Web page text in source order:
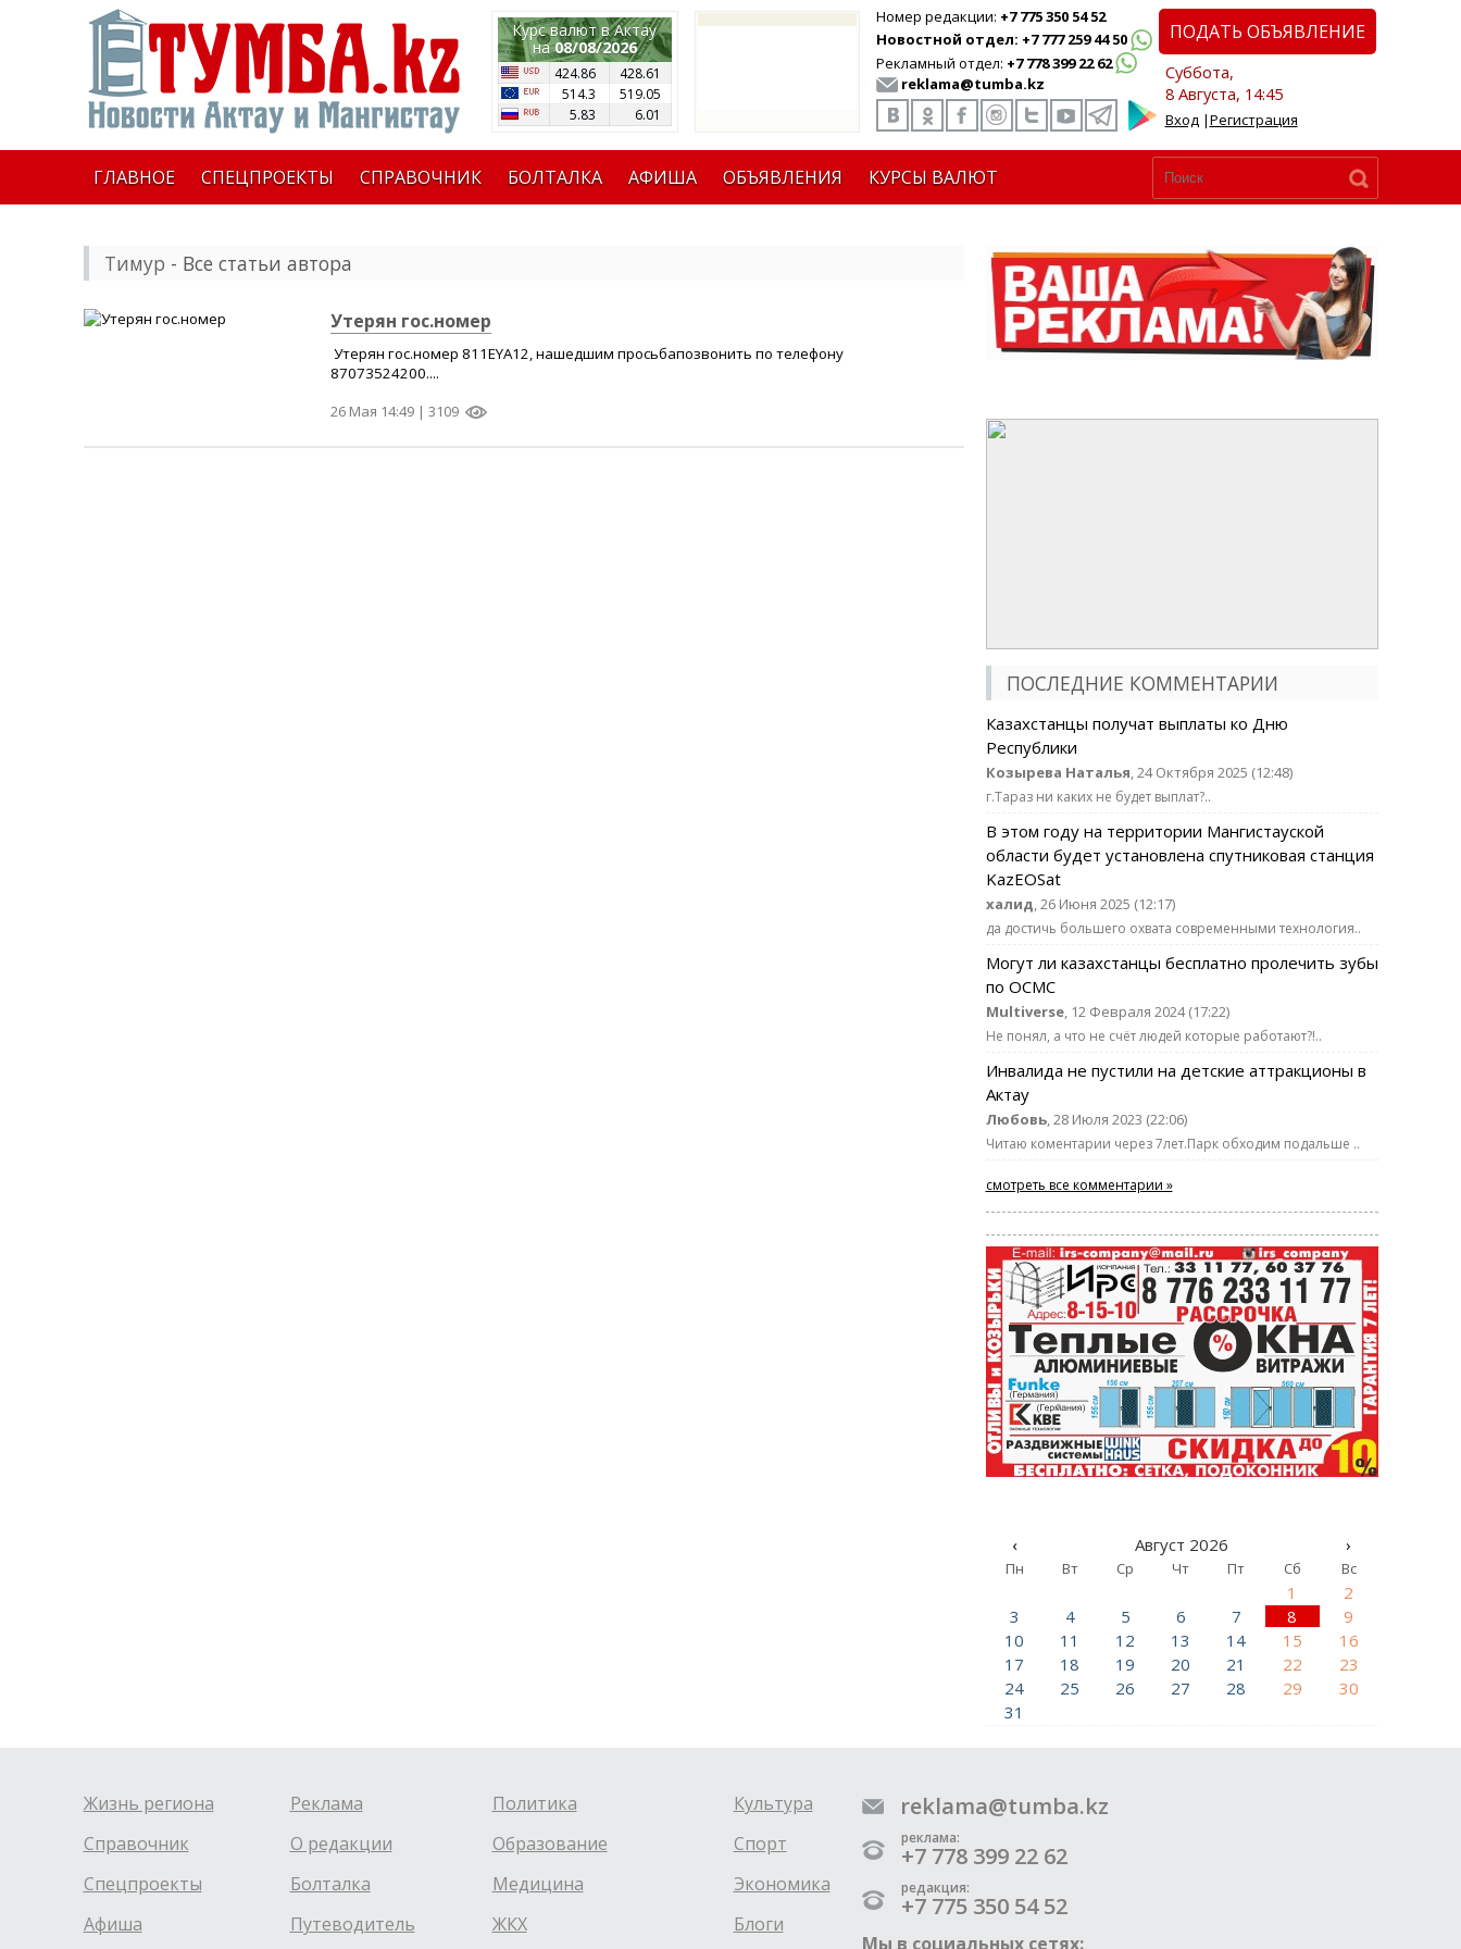
Курс валют в Актау
на08/08/2026
424.86
428.61
514.3
519.05
5.83
6.01
Номер редакции: +7 775 350 54 52
Новостной отдел: +7 777 259 44 50
Рекламный отдел: +7 778 399 22 62
reklama@tumba.kz
ПОДАТЬ ОБЪЯВЛЕНИЕ
Суббота,
8 Августа, 14:45
Вход|Регистрация
ГЛАВНОЕ СПЕЦПРОЕКТЫ СПРАВОЧНИК БОЛТАЛКА АФИША ОБЪЯВЛЕНИЯ КУРСЫ ВАЛЮТ
Тимур - Все статьи автора
Утерян гос.номер
Утерян гос.номер 811EYA12, нашедшим просьбапозвонить по телефону
87073524200....
26 Мая 14:49 | 3109
ПОСЛЕДНИЕ КОММЕНТАРИИ
Казахстанцы получат выплаты ко Дню
Республики
Козырева Наталья, 24 Октября 2025 (12:48)
г.Тараз ни каких не будет выплат?..
В этом году на территории Мангистауской
области будет установлена спутниковая станция
KazEOSat
халид, 26 Июня 2025 (12:17)
да достичь большего охвата современными технология..
Могут ли казахстанцы бесплатно пролечить зубы
по ОСМС
Multiverse, 12 Февраля 2024 (17:22)
Не понял, а что не счёт людей которые работают?!..
Инвалида не пустили на детские аттракционы в
Актау
Любовь, 28 Июля 2023 (22:06)
Читаю коментарии через 7лет.Парк обходим подальше ..
смотреть все комментарии »
‹ Август 2026 ›
Пн Вт Ср Чт Пт Сб Вс
1
2
3
4 5 6 7 8
9
10
11 12 13 14 15
16
17
18 19 20 21 22
23
24
25 26 27 28 29
30
31
Жизнь региона
Справочник
Спецпроекты
Афиша
Реклама
О редакции
Болталка
Путеводитель
Политика
Образование
Медицина
ЖКХ
Культура
Спорт
Экономика
Блоги
reklama@tumba.kz
реклама:
+7 778 399 22 62
редакция:
+7 775 350 54 52
Мы в социальных сетях: